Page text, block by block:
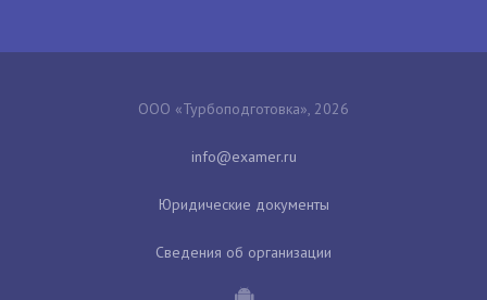
ООО «Турбоподготовка», 2026
Юридические документы
Сведения об организации